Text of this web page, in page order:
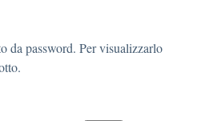
da password. Per visualizzarlo